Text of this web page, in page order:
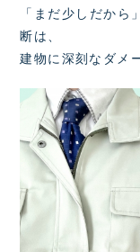
「まだ少しだから
断は、
建物に深刻なダメ